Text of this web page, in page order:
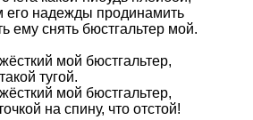
его надежды продинамить
ему снять бюстгальтер мой.
мой бюстгальтер,
тугой.
мой бюстгальтер,
на спину, что отстой!